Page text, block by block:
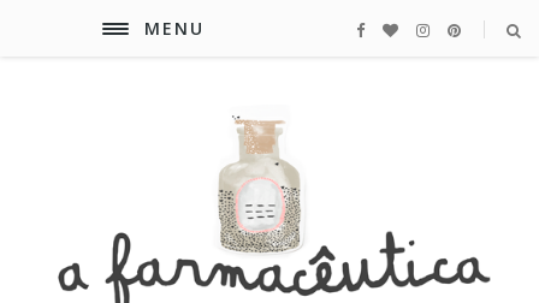
MENU